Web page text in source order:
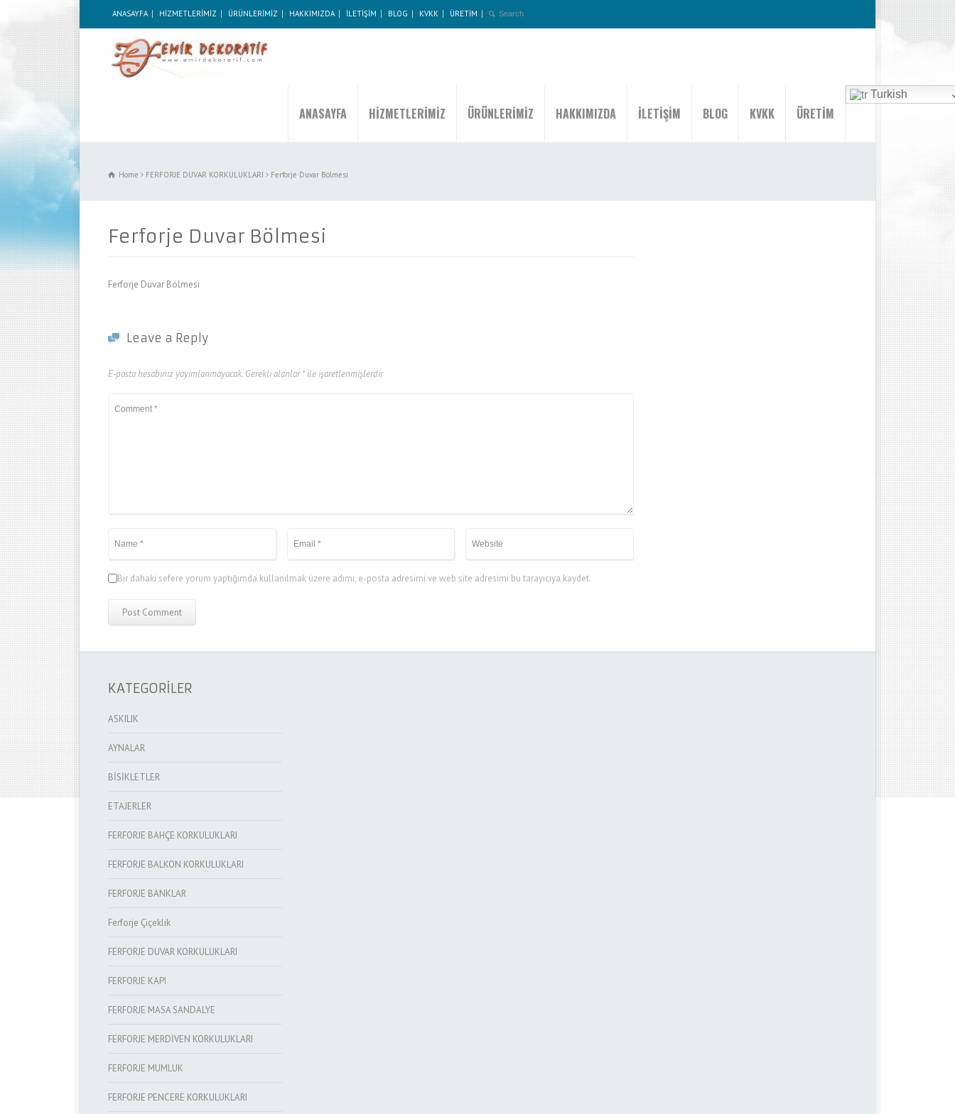
ANASAYFA HİZMETLERİMİZ ÜRÜNLERİMİZ HAKKIMIZDA İLETİŞİM BLOG KVKK ÜRETİM
ANASAYFA HİZMETLERİMİZ ÜRÜNLERİMİZ HAKKIMIZDA İLETİŞİM BLOG KVKK ÜRETİM
Turkish
Home FERFORJE DUVAR KORKULUKLARI Ferforje Duvar Bölmesi
Ferforje Duvar Bölmesi
Ferforje Duvar Bölmesi
Leave a Reply
E-posta hesabınız yayımlanmayacak. Gerekli alanlar*ile işaretlenmişlerdir
Bir dahaki sefere yorum yaptığımda kullanılmak üzere adımı, e-posta adresimi ve web site adresimi bu tarayıcıya kaydet.
KATEGORİLER
ASKILIK
AYNALAR
BİSİKLETLER
ETAJERLER
FERFORJE BAHÇE KORKULUKLARI
FERFORJE BALKON KORKULUKLARI
FERFORJE BANKLAR
Ferforje Çiçeklik
FERFORJE DUVAR KORKULUKLARI
FERFORJE KAPI
FERFORJE MASA SANDALYE
FERFORJE MERDİVEN KORKULUKLARI
FERFORJE MUMLUK
FERFORJE PENCERE KORKULUKLARI